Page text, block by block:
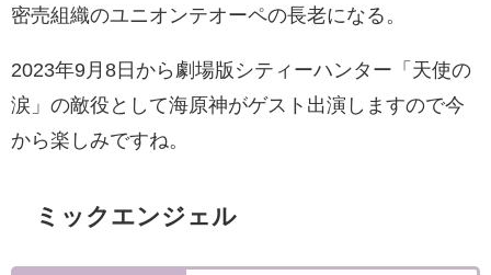
密売組織のユニオンテオーペの長老になる。
2023年9月8日から劇場版シティーハンター「天使の
涙」の敵役として海原神がゲスト出演しますので今
から楽しみですね。
ミックエンジェル